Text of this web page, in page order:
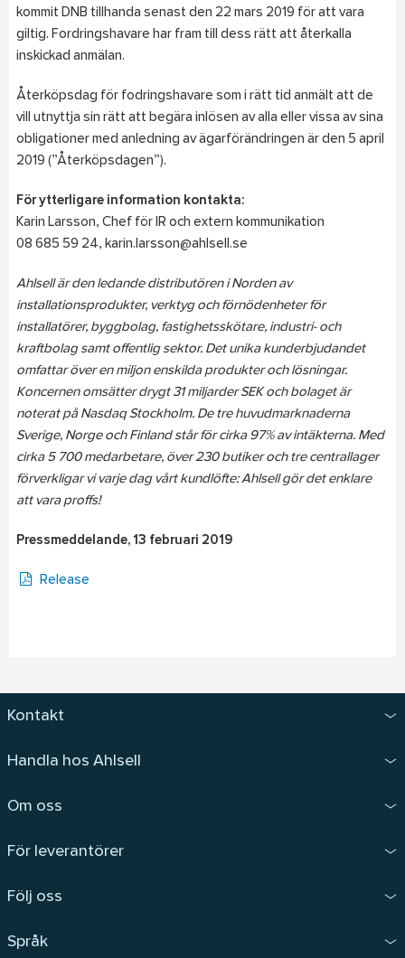
kommit DNB tillhanda senast den 22 mars 2019 för att vara
giltig. Fordringshavare har fram till dess rätt att återkalla
inskickad anmälan.
Återköpsdag för fodringshavare som i rätt tid anmält att de
vill utnyttja sin rätt att begära inlösen av alla eller vissa av sina
obligationer med anledning av ägarförändringen är den 5 april
2019 (”Återköpsdagen”).
För ytterligare information kontakta:
Karin Larsson, Chef för IR och extern kommunikation
08 685 59 24, karin.larsson@ahlsell.se
Ahlsell är den ledande distributören i Norden av
installationsprodukter, verktyg och förnödenheter för
installatörer, byggbolag, fastighetsskötare, industri- och
kraftbolag samt offentlig sektor. Det unika kunderbjudandet
omfattar över en miljon enskilda produkter och lösningar.
Koncernen omsätter drygt 31 miljarder SEK och bolaget är
noterat på Nasdaq Stockholm. De tre huvudmarknaderna
Sverige, Norge och Finland står för cirka 97% av intäkterna. Med
cirka 5 700 medarbetare, över 230 butiker och tre centrallager
förverkligar vi varje dag vårt kundlöfte: Ahlsell gör det enklare
att vara proffs!
Pressmeddelande, 13 februari 2019
Release
Kontakt
Handla hos Ahlsell
Om oss
För leverantörer
Följ oss
Språk